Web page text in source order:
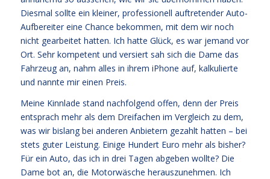
Diesmal sollte ein kleiner, professionell auftretender Auto-
Aufbereiter eine Chance bekommen, mit dem wir noch
nicht gearbeitet hatten. Ich hatte Glück, es war jemand vor
Ort. Sehr kompetent und versiert sah sich die Dame das
Fahrzeug an, nahm alles in ihrem iPhone auf, kalkulierte
und nannte mir einen Preis.
Meine Kinnlade stand nachfolgend offen, denn der Preis
entsprach mehr als dem Dreifachen im Vergleich zu dem,
was wir bislang bei anderen Anbietern gezahlt hatten – bei
stets guter Leistung. Einige Hundert Euro mehr als bisher?
Für ein Auto, das ich in drei Tagen abgeben wollte? Die
Dame bot an, die Motorwäsche herauszunehmen. Ich